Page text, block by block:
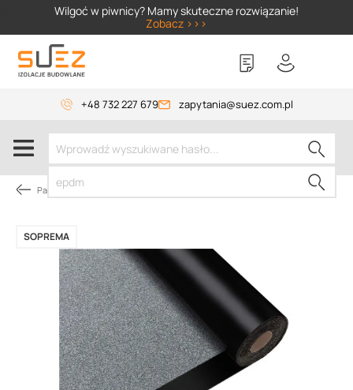
Wilgoć w piwnicy? Mamy skuteczne rozwiązanie!
Zobacz >>>
+48 732 227 679 zapytania@suez.com.pl
Papy dachowe
SOPREMA